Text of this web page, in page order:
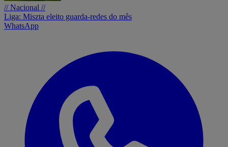
// Nacional //
Liga: Miszta eleito guarda-redes do mês
WhatsApp